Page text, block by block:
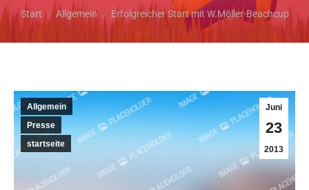
Sie befinden sich hier:
Start Allgemein Erfolgreicher Start mit W.Möller-Beachcup
Juni
23
2013
Allgemein
Presse
startseite